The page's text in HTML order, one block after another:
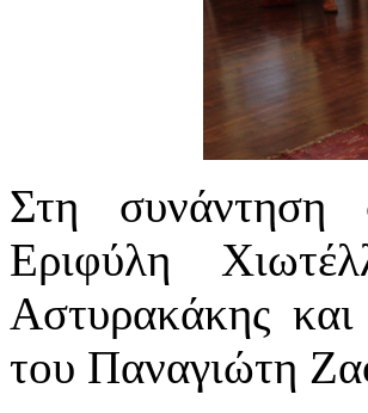
Στη συνάντηση
Εριφύλη
Αστυρακάκης
του Παναγιώτη